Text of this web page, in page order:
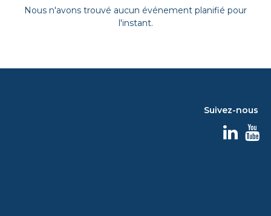
Nous n'avons trouvé aucun événement planifié pour
l'instant.
Suivez-nous